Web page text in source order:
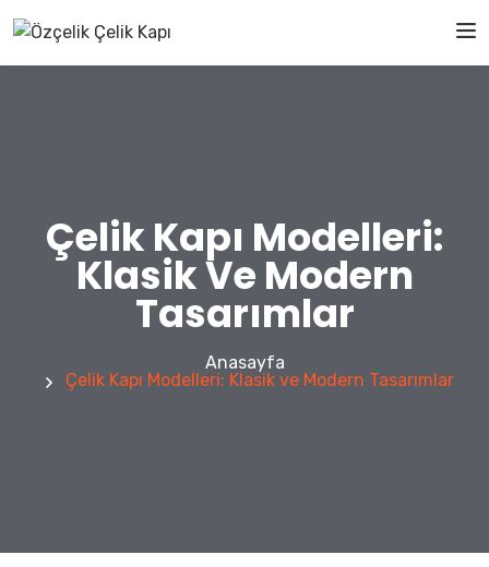
Çelik Kapı Modelleri:
Klasik Ve Modern
Tasarımlar
Anasayfa
Çelik Kapı Modelleri: Klasik ve Modern Tasarımlar